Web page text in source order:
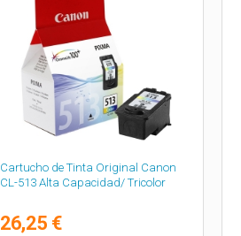
Cartucho de Tinta Original Canon
CL-513 Alta Capacidad/ Tricolor
26,25 €